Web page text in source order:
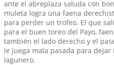
ante el abreplaza saluda con
muleta logra una faena
para perder un trofeo. El que
para el buen toreo del Payo,
también el lado derecho y el
le juega mala pasada para
lagunero.